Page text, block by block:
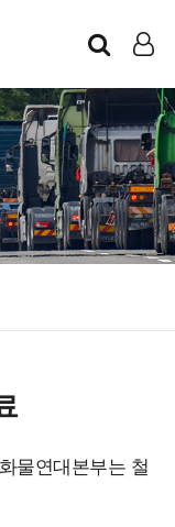
인트라넷
LOG IN
물연대본부는 철